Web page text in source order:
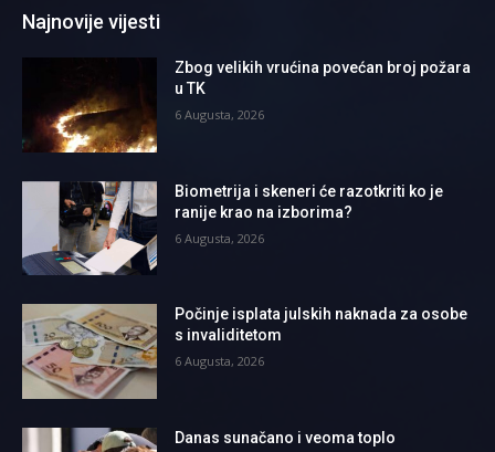
Najnovije vijesti
Zbog velikih vrućina povećan broj požara
u TK
6 Augusta, 2026
Biometrija i skeneri će razotkriti ko je
ranije krao na izborima?
6 Augusta, 2026
Počinje isplata julskih naknada za osobe
s invaliditetom
6 Augusta, 2026
Danas sunačano i veoma toplo